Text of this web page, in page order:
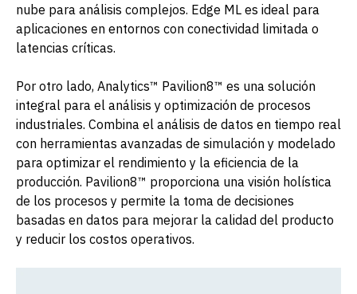
nube para análisis complejos. Edge ML es ideal para
aplicaciones en entornos con conectividad limitada o
latencias críticas.
Por otro lado, Analytics™ Pavilion8™ es una solución
integral para el análisis y optimización de procesos
industriales. Combina el análisis de datos en tiempo real
con herramientas avanzadas de simulación y modelado
para optimizar el rendimiento y la eficiencia de la
producción. Pavilion8™ proporciona una visión holística
de los procesos y permite la toma de decisiones
basadas en datos para mejorar la calidad del producto
y reducir los costos operativos.